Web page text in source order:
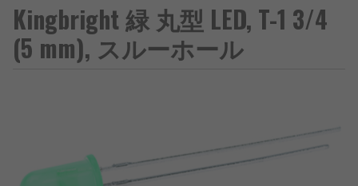
Kingbright 緑 丸型 LED, T-1 3/4
(5 mm), スルーホール